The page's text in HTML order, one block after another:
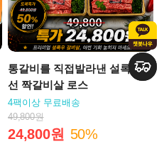
통갈비를 직접발라낸 설록우특
선 짝갈비살 로스
4팩이상 무료배송
49,800원
24,800원 50%